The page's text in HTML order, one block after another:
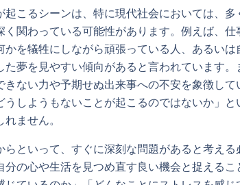
起こるシーンは、特に現代社会においては、
く関わっている可能性があります。例えば、
かを犠牲にしながら頑張っている人、あるい
た夢を見やすい傾向があると言われています
きない力や予期せぬ出来事への不安を象徴し
うしようもないことが起こるのではないか」と
ません。
らといって、すぐに深刻な問題があると考え
分の心や生活を見つめ直す良い機会と捉える